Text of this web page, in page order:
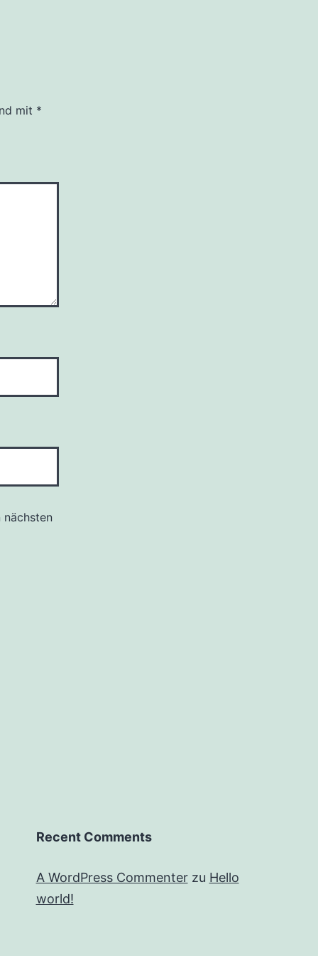
mit *
nächsten
Recent Comments
A WordPress Commenterzu Hello
world!